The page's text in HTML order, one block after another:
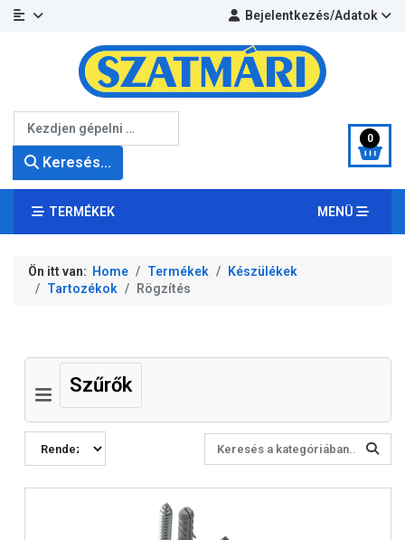
Bejelentkezés/Adatok
Keresés...
0
TERMÉKEK MENÜ
Ön itt van: Home Termékek
Készülékek
Tartozékok
Rögzítés
Szűrők